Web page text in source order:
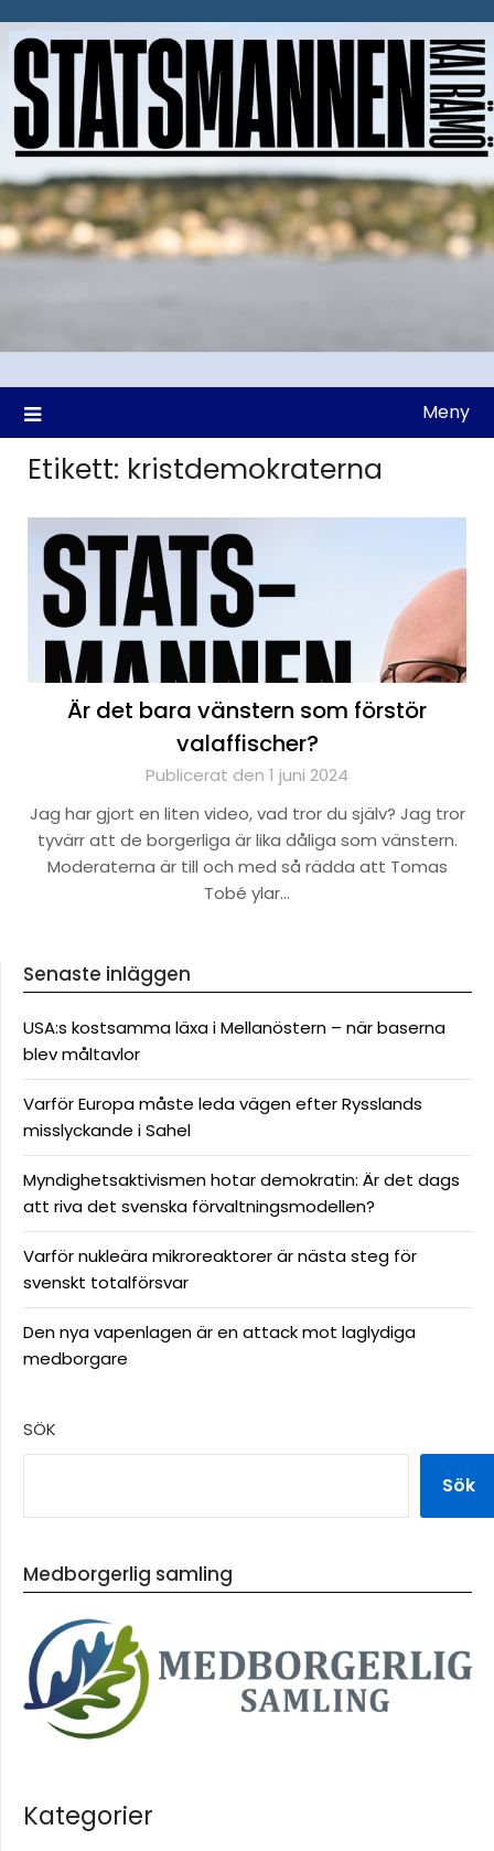
till
Meny
Etikett: kristdemokraterna
Är det bara vänstern som förstör
valaffischer?
Publicerat den 1 juni 2024
Jag har gjort en liten video, vad tror du själv? Jag tror
tyvärr att de borgerliga är lika dåliga som vänstern.
Moderaterna är till och med så rädda att Tomas
Tobé ylar…
Senaste inläggen
USA:s kostsamma läxa i Mellanöstern – när baserna
blev måltavlor
Varför Europa måste leda vägen efter Rysslands
misslyckande i Sahel
Myndighetsaktivismen hotar demokratin: Är det dags
att riva det svenska förvaltningsmodellen?
Varför nukleära mikroreaktorer är nästa steg för
svenskt totalförsvar
Den nya vapenlagen är en attack mot laglydiga
medborgare
SÖK
Sök
Medborgerlig samling
Kategorier